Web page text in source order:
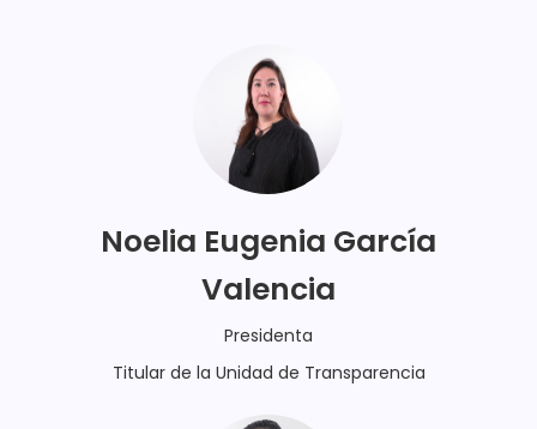
Noelia Eugenia García
Valencia
Presidenta
Titular de la Unidad de Transparencia